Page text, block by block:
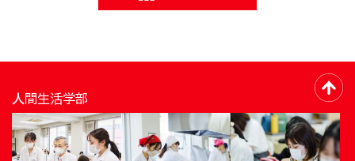
人間生活学部